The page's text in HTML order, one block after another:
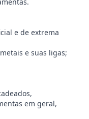
e de extrema
e suas ligas;
em geral,